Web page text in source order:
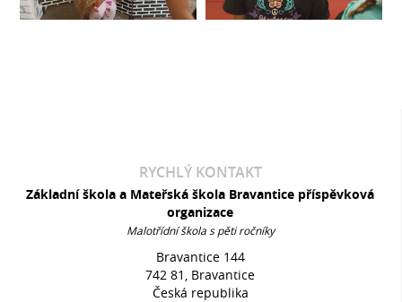
RYCHLÝ KONTAKT
Základní škola a Mateřská škola Bravantice příspěvková
organizace
Malotřídní škola s pěti ročníky
Bravantice 144
742 81, Bravantice
Česká republika